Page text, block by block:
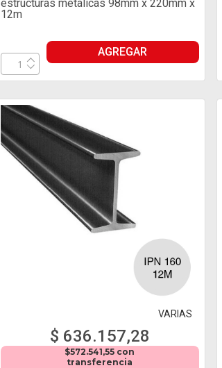
estructuras metalicas 98mm x 220mm x
12m
AGREGAR
VARIAS
$ 636.157,28
$572.541,55 con
transferencia